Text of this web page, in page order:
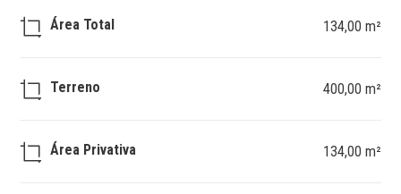
Área Total 134,00 m²
Terreno 400,00 m²
Área Privativa 134,00 m²